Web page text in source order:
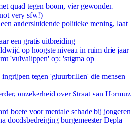
quad tegen boom, vier gewonden
very sfw!)
andersluidende politieke mening, laat
een gratis uitbreiding
op hoogste niveau in ruim drie jaar
'vulvalippen' op: 'stigma op
tegen 'gluurbrillen' die mensen
onzekerheid over Straat van Hormuz
boete voor mentale schade bij jongeren
doodsbedreiging burgemeester Depla